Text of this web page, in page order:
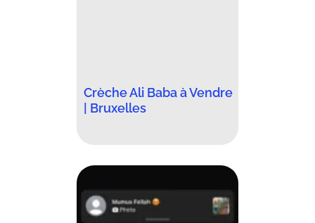
Crèche Ali Baba à Vendre
| Bruxelles